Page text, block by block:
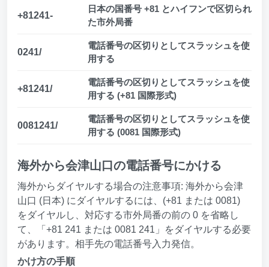
+81241-
日本の国番号 +81 とハイフンで区切られ
た市外局番
0241/
電話番号の区切りとしてスラッシュを使
用する
+81241/
電話番号の区切りとしてスラッシュを使
用する (+81 国際形式)
0081241/
電話番号の区切りとしてスラッシュを使
用する (0081 国際形式)
海外から会津山口の電話番号にかける
海外からダイヤルする場合の注意事項: 海外から会津
山口 (日本) にダイヤルするには、(+81 または 0081)
をダイヤルし、対応する市外局番の前の 0 を省略し
て、「+81 241 または 0081 241」をダイヤルする必要
があります。相手先の電話番号入力発信。
かけ方の手順